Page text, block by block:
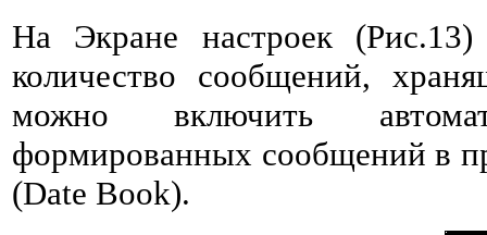
На Экране настроек (Рис.13)
количество сообщений,
можно включить
формированных сообщений в
(Date Book).